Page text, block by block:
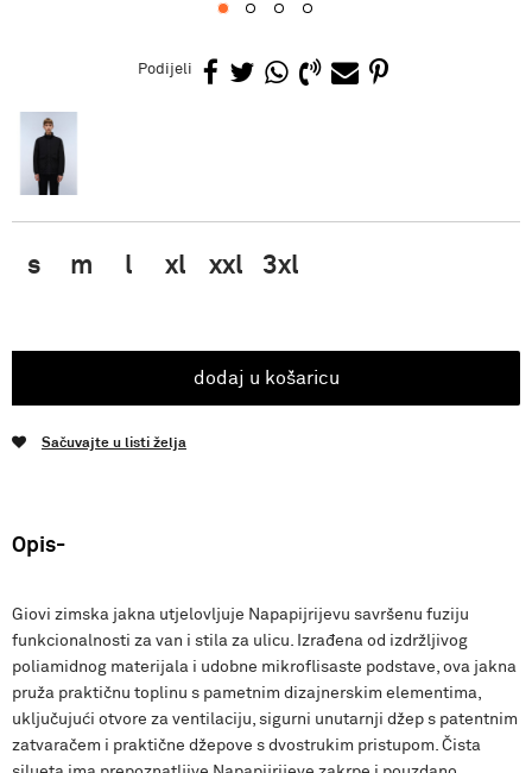
Podijeli
s m l xl xxl 3xl
dodaj u košaricu
Sačuvajte u listi želja
Opis
Giovi zimska jakna utjelovljuje Napapijrijevu savršenu fuziju
funkcionalnosti za van i stila za ulicu. Izrađena od izdržljivog
poliamidnog materijala i udobne mikroflisaste podstave, ova jakna
pruža praktičnu toplinu s pametnim dizajnerskim elementima,
uključujući otvore za ventilaciju, sigurni unutarnji džep s patentnim
zatvaračem i praktične džepove s dvostrukim pristupom. Čista